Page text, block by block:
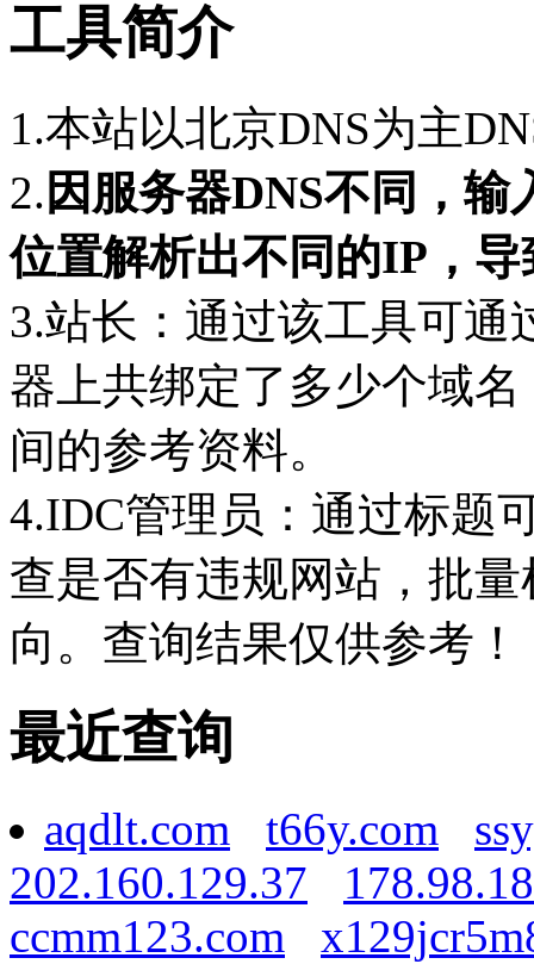
工具简介
1.本站以北京DNS为主
2. 因服务器DNS不同，
位置解析出不同的IP，
3.站长：通过该工具可通
器上共绑定了多少个域
间的参考资料。
4.IDC管理员：通过标题
查是否有违规网站，批
向。查询结果仅供参考！
最近查询
aqdlt.com t66y.com
202.160.129.37
ccmm123.com